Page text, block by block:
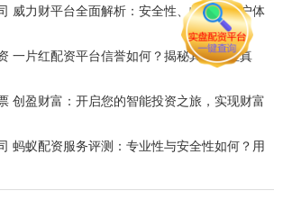
威力财平台全面解析：安全性、收益与用户体
一片红配资平台信誉如何？揭秘其可靠性真
创盈财富：开启您的智能投资之旅，实现财富
用